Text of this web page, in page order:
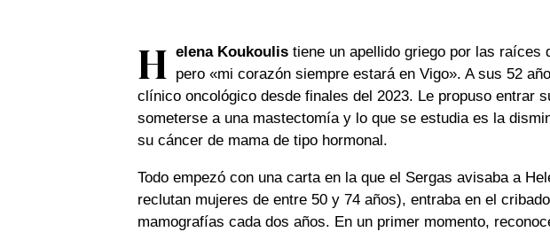
H elena Koukoulistiene un apellido griego por las raíces
pero «mi corazón siempre estará en Vigo». A sus 52
clínico oncológico desde finales del 2023. Le propuso entrar
someterse a una mastectomía y lo que se estudia es la
su cáncer de mama de tipo hormonal.
Todo empezó con una carta en la que el Sergas avisaba a
reclutan mujeres de entre 50 y 74 años), entraba en el
mamografías cada dos años. En un primer momento,